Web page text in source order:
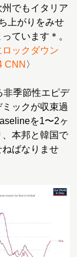
でもイタリア
上がりをみせ
ています＊。
ロックダウン
CNN 〉
季節性エピデ
ックが収束過
を1〜2ヶ
本邦と韓国で
ばなりませ